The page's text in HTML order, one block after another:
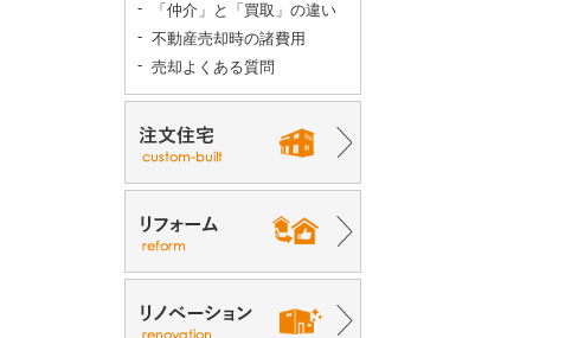
「仲介」と「買取」の違い
不動産売却時の諸費用
売却よくある質問